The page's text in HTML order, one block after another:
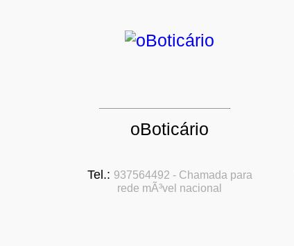
oBoticário
Tel.: 937564492 - Chamada para
rede mÃ³vel nacional